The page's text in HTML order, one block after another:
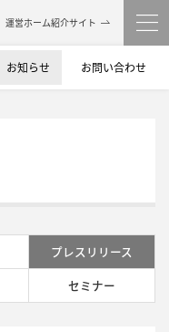
運営ホーム紹介サイト
お知らせ お問い合わせ
プレスリリース
セミナー